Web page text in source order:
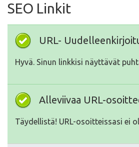
SEO Linkit
URL-
Hyvä. Sinun linkkisi näyttävät
Alleviivaa URL-
Täydellistä! URL-osoitteissasi ei